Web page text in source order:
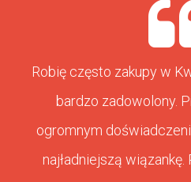
Robię często zakupy w
bardzo zadowolony.
ogromnym
najładniejszą